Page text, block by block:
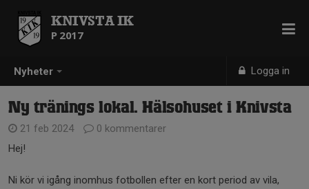
Nyheter Logga in
KNIVSTA IK
P 2017
Ny tränings lokal. Hälsohuset i Knivsta
21 feb 2024
0 kommentarer
Hej!
Ni kör vi igång inomhus fotbollen efter en kort period av vila,